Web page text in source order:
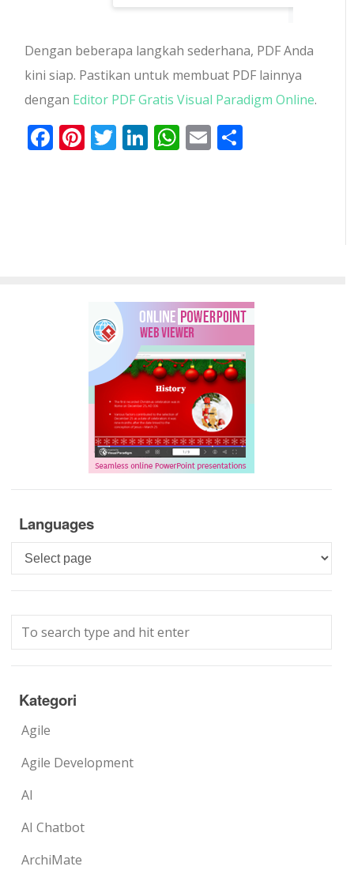
Dengan beberapa langkah sederhana, PDF Anda
kini siap. Pastikan untuk membuat PDF lainnya
dengan Editor PDF Gratis Visual Paradigm Online.
Facebook
Pinterest
Twitter
LinkedIn
WhatsApp
Email
Languages
Languages
Kategori
Agile
Agile Development
AI
AI Chatbot
ArchiMate